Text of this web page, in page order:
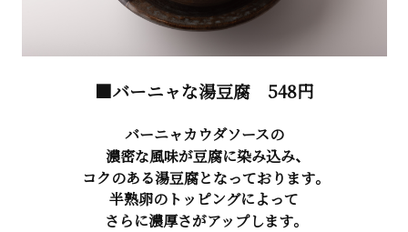
■バーニャな湯豆腐548円
バーニャカウダソースの
濃密な風味が豆腐に染み込み、
コクのある湯豆腐となっております。
半熟卵のトッピングによって
さらに濃厚さがアップします。